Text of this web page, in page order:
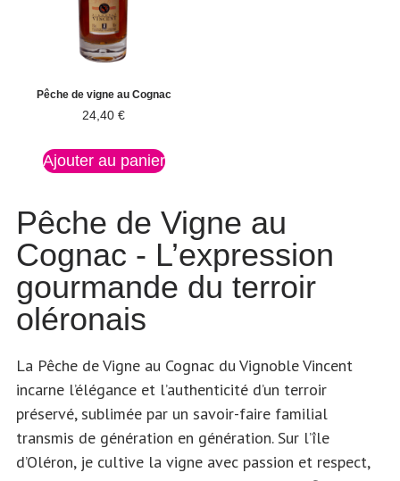
Pêche de Vigne au
Cognac - L’expression
gourmande du terroir
oléronais
La Pêche de Vigne au Cognac du Vignoble Vincent
incarne l’élégance et l’authenticité d’un terroir
préservé, sublimée par un savoir-faire familial
transmis de génération en génération. Sur l’île
d’Oléron, je cultive la vigne avec passion et respect,
Pêche de vigne au Cognac
24,40 €
Ajouter au panier